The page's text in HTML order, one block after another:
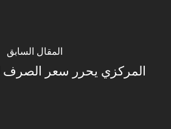
المقال السابق
المركزي يحرر سعر الصرف